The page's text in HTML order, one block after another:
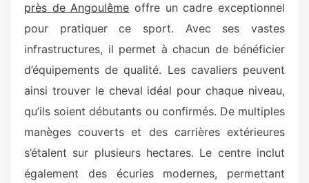
près de Angoulême offre un cadre exceptionnel
pour pratiquer ce sport. Avec ses vastes
infrastructures, il permet à chacun de bénéficier
d’équipements de qualité. Les cavaliers peuvent
ainsi trouver le cheval idéal pour chaque niveau,
qu’ils soient débutants ou confirmés. De multiples
manèges couverts et des carrières extérieures
s’étalent sur plusieurs hectares. Le centre inclut
également des écuries modernes, permettant